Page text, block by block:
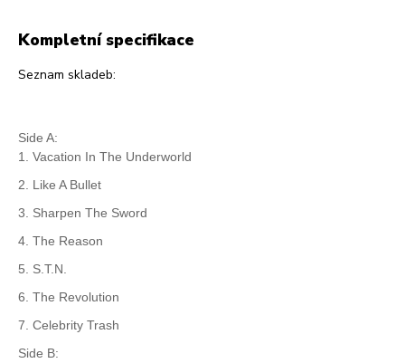
Kompletní specifikace
Seznam skladeb:
Side A:
1. Vacation In The Underworld
2. Like A Bullet
3. Sharpen The Sword
4. The Reason
5. S.T.N.
6. The Revolution
7. Celebrity Trash
Side B: